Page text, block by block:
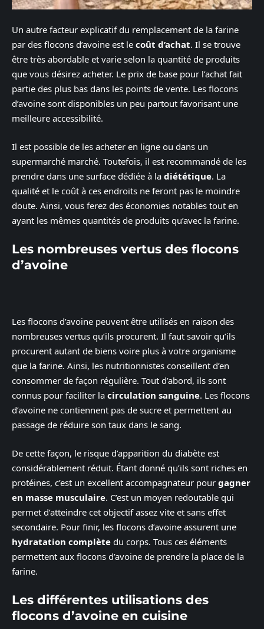
Un autre facteur explicatif du remplacement de la farine
par des flocons d’avoine est le coût d’achat. Il se trouve
être très abordable et varie selon la quantité de produits
que vous désirez acheter. Le prix de base pour l’achat fait
partie des plus bas dans les points de vente. Les flocons
d’avoine sont disponibles un peu partout favorisant une
meilleure accessibilité.
Il est possible de les acheter en ligne ou dans un
supermarché marché. Toutefois, il est recommandé de les
prendre dans une surface dédiée à la diététique. La
qualité et le coût à ces endroits ne feront pas le moindre
doute. Ainsi, vous ferez des économies notables tout en
ayant les mêmes quantités de produits qu’avec la farine.
Les nombreuses vertus des flocons
d’avoine
Les flocons d’avoine peuvent être utilisés en raison des
nombreuses vertus qu’ils procurent. Il faut savoir qu’ils
procurent autant de biens voire plus à votre organisme
que la farine. Ainsi, les nutritionnistes conseillent d’en
consommer de façon régulière. Tout d’abord, ils sont
connus pour faciliter la circulation sanguine. Les flocons
d’avoine ne contiennent pas de sucre et permettent au
passage de réduire son taux dans le sang.
De cette façon, le risque d’apparition du diabète est
considérablement réduit. Étant donné qu’ils sont riches en
protéines, c’est un excellent accompagnateur pour gagner
en masse musculaire. C’est un moyen redoutable qui
permet d’atteindre cet objectif assez vite et sans effet
secondaire. Pour finir, les flocons d’avoine assurent une
hydratation complète du corps. Tous ces éléments
permettent aux flocons d’avoine de prendre la place de la
farine.
Les différentes utilisations des
flocons d’avoine en cuisine